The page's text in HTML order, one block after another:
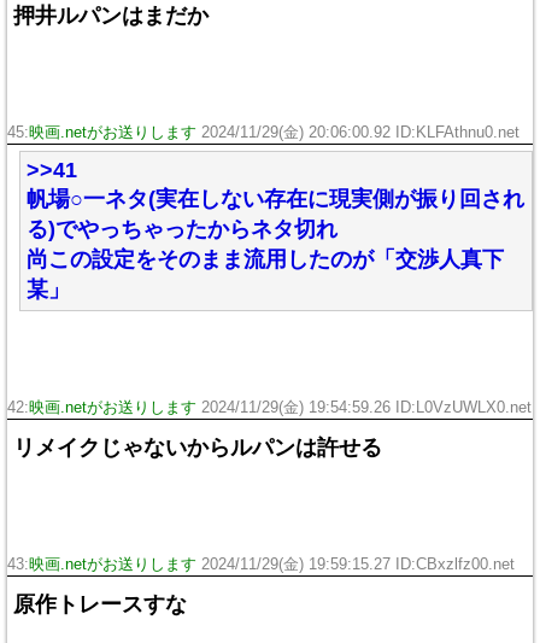
押井ルパンはまだか
45:映画.netがお送りします 2024/11/29(金) 20:06:00.92 ID:KLFAthnu0.net
>>41
帆場○一ネタ(実在しない存在に現実側が振り回され
る)でやっちゃったからネタ切れ
尚この設定をそのまま流用したのが「交渉人真下
某」
42:映画.netがお送りします 2024/11/29(金) 19:54:59.26 ID:L0VzUWLX0.net
リメイクじゃないからルパンは許せる
43:映画.netがお送りします 2024/11/29(金) 19:59:15.27 ID:CBxzlfz00.net
原作トレースすな